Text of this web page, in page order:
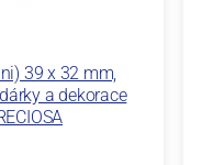
39 x 32 mm,
a dekorace